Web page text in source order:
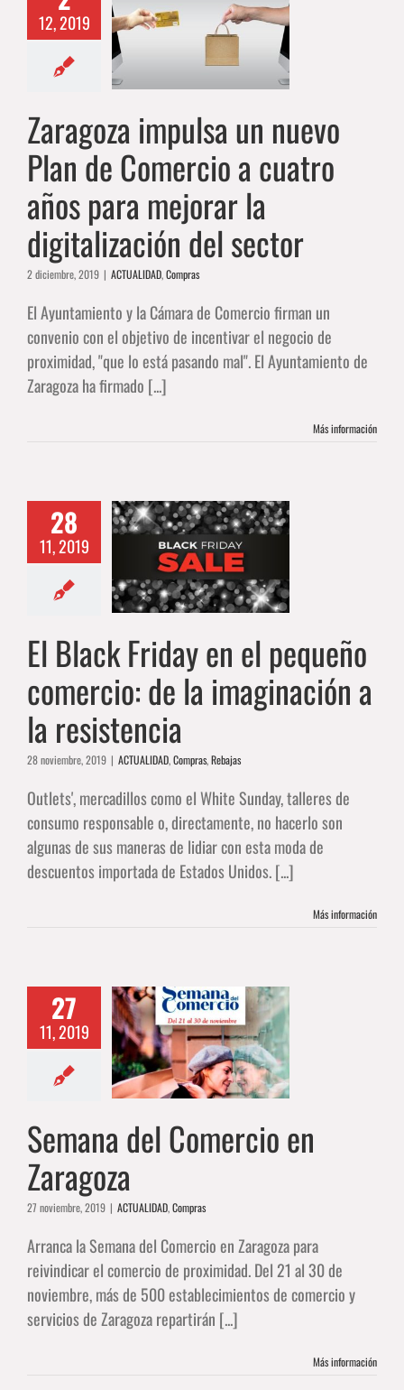
12, 2019
a cuatro
mejorar la
del
sector
Compras
Zaragoza impulsa un nuevo
Plan de Comercio a cuatro
años para mejorar la
digitalización del sector
2 diciembre, 2019 | ACTUALIDAD,Compras
El Ayuntamiento y la Cámara de Comercio firman un
convenio con el objetivo de incentivar el negocio de
proximidad, "que lo está pasando mal". El Ayuntamiento de
Zaragoza ha firmado [...]
Más información
28
11, 2019
Friday en el
comercio:
a
El Black Friday en el pequeño
comercio: de la imaginación a
la resistencia
28 noviembre, 2019 | ACTUALIDAD,Compras,Rebajas
Outlets', mercadillos como el White Sunday, talleres de
consumo responsable o, directamente, no hacerlo son
algunas de sus maneras de lidiar con esta moda de
descuentos importada de Estados Unidos. [...]
Más información
27
11, 2019
del Comercio
Compras
Semana del Comercio en
Zaragoza
27 noviembre, 2019 | ACTUALIDAD,Compras
Arranca la Semana del Comercio en Zaragoza para
reivindicar el comercio de proximidad. Del 21 al 30 de
noviembre, más de 500 establecimientos de comercio y
servicios de Zaragoza repartirán [...]
Más información